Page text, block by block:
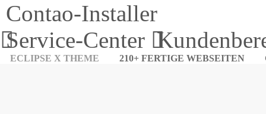
Contao-Installer
Service-Center
ECLIPSE X THEME 210+ FERTIGE WEBSEITEN